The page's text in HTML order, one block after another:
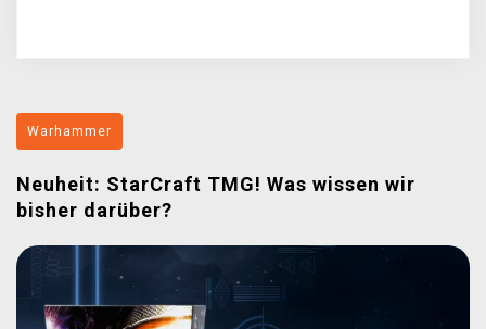
Warhammer
Neuheit: StarCraft TMG! Was wissen wir
bisher darüber?